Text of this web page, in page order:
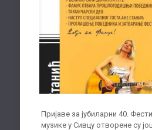
Пријаве за јубиларни 40.
музике у Сивцу отворене су